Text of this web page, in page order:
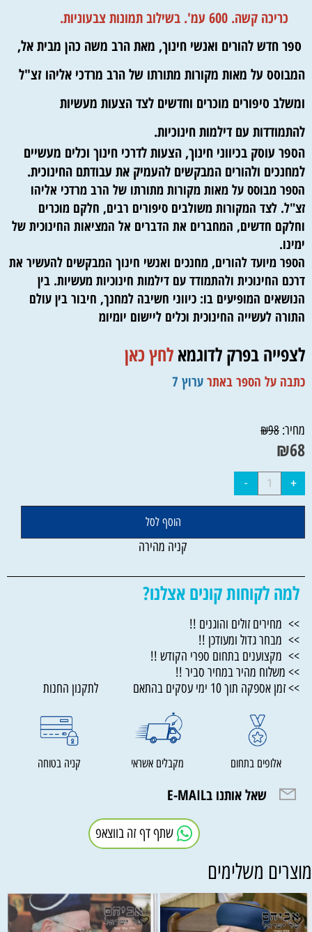
כריכה קשה. 600 עמ'. בשילוב תמונות צבעוניות.
ספר חדש להורים ואנשי חינוך, מאת הרב משה כהן מבית אל,
המבוסס על מאות מקורות מתורתו של הרב מרדכי אליהו זצ"ל
ומשלב סיפורים מוכרים וחדשים לצד הצעות מעשיות
להתמודדות עם דילמות חינוכיות.
הספר עוסק בכיווני חינוך, הצעות לדרכי חינוך וכלים מעשיים
למחנכים ולהורים המבקשים להעמיק את עבודתם החינוכית.
הספר מבוסס על מאות מקורות מתורתו של הרב מרדכי אליהו
זצ"ל. לצד המקורות משולבים סיפורים רבים, חלקם מוכרים
וחלקם חדשים, המחברים את הדברים אל המציאות החינוכית של
ימינו.
הספר מיועד להורים, מחנכים ואנשי חינוך המבקשים להעשיר את
דרכם החינוכית ולהתמודד עם דילמות חינוכיות מעשיות. בין
הנושאים המופיעים בו: כיווני חשיבה למחנך, חיבור בין עולם
התורה לעשייה החינוכית וכלים ליישום יומיומ
לצפייה בפרק לדוגמא לחץ כאן
כתבה על הספר באתר ערוץ 7
מחיר: ₪98
₪68
הוסף לסל
קניה מהירה
למה לקוחות קונים אצלנו?
>> מחירים זולים והוגנים !!
>> מבחר גדול ומעודכן !!
>> מקצוענים בתחום ספרי הקודש !!
>> משלוח מהיר במחיר סביר !!
>> זמן אספקה תוך 10 ימי עסקים בהתאם לתקנון החנות
אלופים בתחום מקבלים אשראי קניה בטוחה
שאל אותנו בE-MAIL
שתף דף זה בווצאפ
משלימים